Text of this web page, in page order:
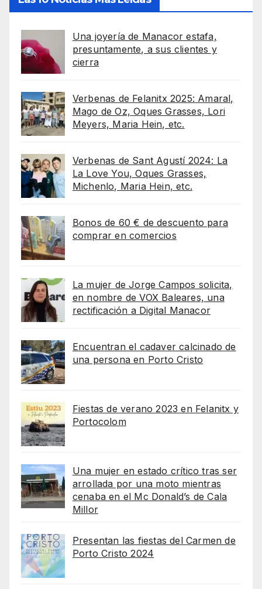
Una joyería de Manacor estafa,
presuntamente, a sus clientes y
cierra
Verbenas de Felanitx 2025: Amaral,
Mago de Oz, Oques Grasses, Lori
Meyers, Maria Hein, etc.
Verbenas de Sant Agustí 2024: La
La Love You, Oques Grasses,
Michenlo, Maria Hein, etc.
Bonos de 60 € de descuento para
comprar en comercios
La mujer de Jorge Campos solicita,
en nombre de VOX Baleares, una
rectificación a Digital Manacor
Encuentran el cadaver calcinado de
una persona en Porto Cristo
Fiestas de verano 2023 en Felanitx y
Portocolom
Una mujer en estado crítico tras ser
arrollada por una moto mientras
cenaba en el Mc Donald’s de Cala
Millor
Presentan las fiestas del Carmen de
Porto Cristo 2024